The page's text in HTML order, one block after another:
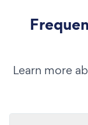
Learn more